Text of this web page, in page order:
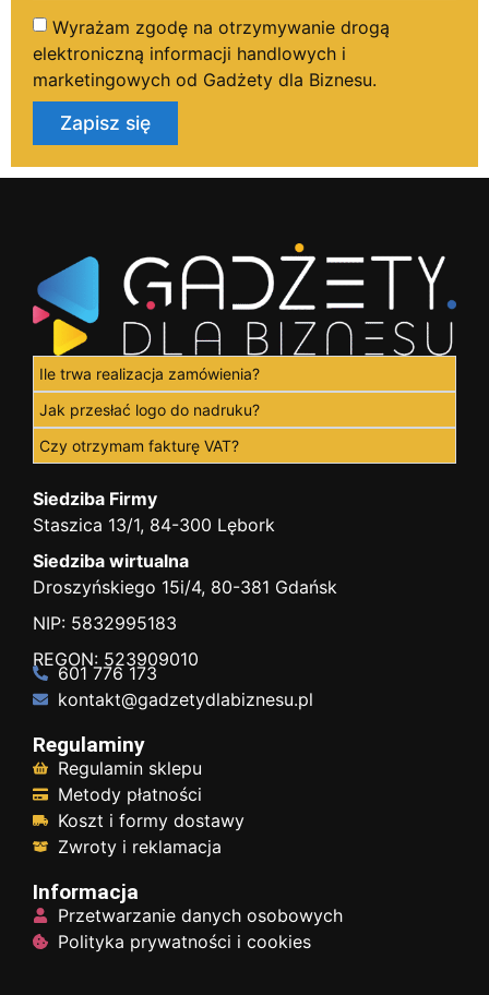
Wyrażam zgodę na otrzymywanie drogą
elektroniczną informacji handlowych i
marketingowych od Gadżety dla Biznesu.
Zapisz się
Ile trwa realizacja zamówienia?
Jak przesłać logo do nadruku?
Czy otrzymam fakturę VAT?
Siedziba Firmy
Staszica 13/1, 84-300 Lębork
Siedziba wirtualna
Droszyńskiego 15i/4, 80-381 Gdańsk
NIP: 5832995183
REGON: 523909010
601 776 173
kontakt@gadzetydlabiznesu.pl
Regulaminy
Regulamin sklepu
Metody płatności
Koszt i formy dostawy
Zwroty i reklamacja
Informacja
Przetwarzanie danych osobowych
Polityka prywatności i cookies